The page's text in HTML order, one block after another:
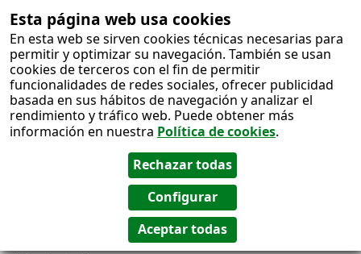
Esta página web usa cookies
En esta web se sirven cookies técnicas necesarias para
permitir y optimizar su navegación. También se usan
cookies de terceros con el fin de permitir
funcionalidades de redes sociales, ofrecer publicidad
basada en sus hábitos de navegación y analizar el
rendimiento y tráfico web. Puede obtener más
información en nuestra Política de cookies.